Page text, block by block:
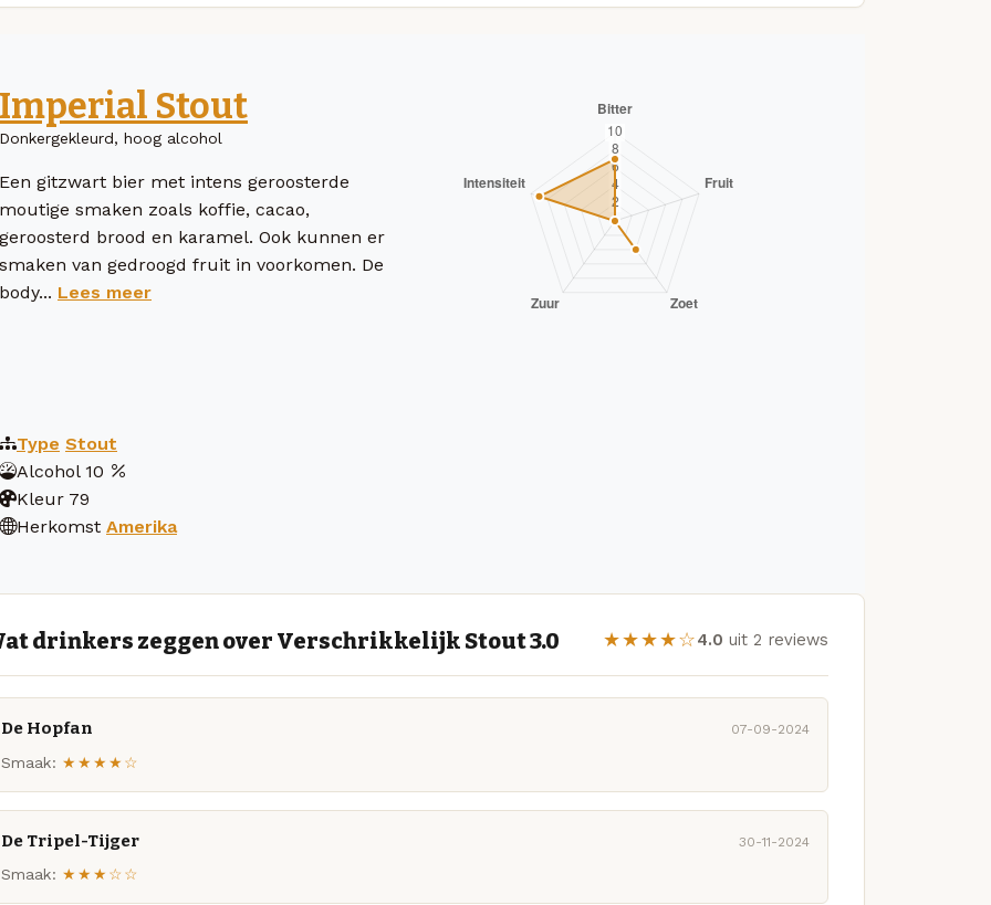
Imperial Stout
Donkergekleurd, hoog alcohol
Een gitzwart bier met intens geroosterde
moutige smaken zoals koffie, cacao,
geroosterd brood en karamel. Ook kunnen er
smaken van gedroogd fruit in voorkomen. De
body... Lees meer
Type Stout
Alcohol 10
Kleur 79
Herkomst Amerika
drinkers zeggen over Verschrikkelijk Stout 3.0 ★★★★☆4.0 uit 2 reviews
De Hopfan 07-09-2024
Smaak: ★★★★☆
De Tripel-Tijger 30-11-2024
Smaak: ★★★☆☆